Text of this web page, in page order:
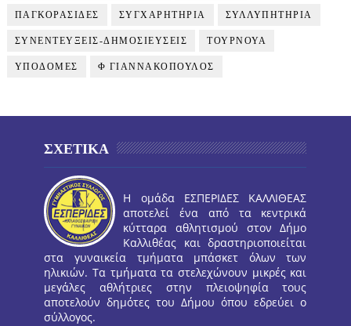
ΠΑΓΚΟΡΑΣΙΔΕΣ ΣΥΓΧΑΡΗΤΗΡΙΑ ΣΥΛΛΥΠΗΤΗΡΙΑ
ΣΥΝΕΝΤΕΥΞΕΙΣ-ΔΗΜΟΣΙΕΥΣΕΙΣ ΤΟΥΡΝΟΥΑ
ΥΠΟΔΟΜΕΣ Φ ΓΙΑΝΝΑΚΟΠΟΥΛΟΣ
ΣΧΕΤΙΚΑ
Η ομάδα ΕΣΠΕΡΙΔΕΣ ΚΑΛΛΙΘΕΑΣ
αποτελεί ένα από τα κεντρικά
κύτταρα αθλητισμού στον Δήμο
Καλλιθέας και δραστηριοποιείται
στα γυναικεία τμήματα μπάσκετ όλων των
ηλικιών. Τα τμήματα τα στελεχώνουν μικρές και
μεγάλες αθλήτριες στην πλειοψηφία τους
αποτελούν δημότες του Δήμου όπου εδρεύει ο
σύλλογος.